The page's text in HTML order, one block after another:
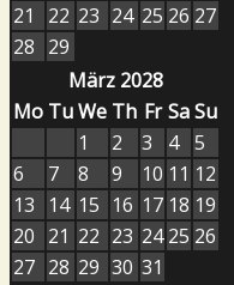
21
22 23 24 25 26 27
28 29
März 2028
Mo TuWe Th Fr SaSu
1
2 3 4 5
6
7 8 9 10 11 12
13
14 15 16 17 18 19
20 21 22 23 24 25 26
27 28 29 30 31